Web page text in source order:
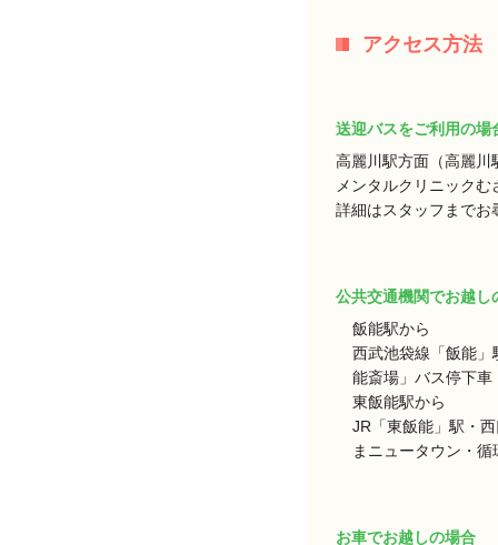
アクセス方法
送迎バスをご利用の場
高麗川駅方面（高麗川
メンタルクリニック
詳細はスタッフまでお
公共交通機関でお越し
飯能駅から
西武池袋線「飯能
能斎場」バス停下車
東飯能駅から
JR「東飯能」駅・
まニュータウン・
お車でお越しの場合